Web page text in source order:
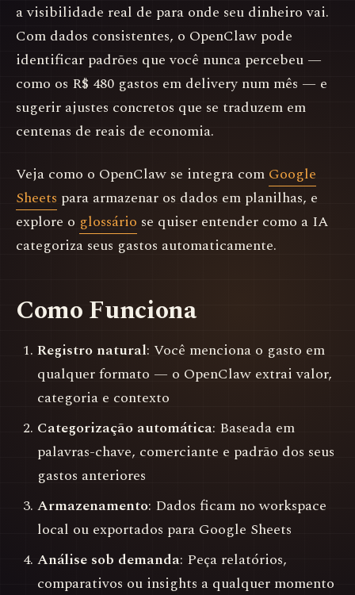
a visibilidade real de para onde seu dinheiro vai.
Com dados consistentes, o OpenClaw pode
identificar padrões que você nunca percebeu —
como os R$ 480 gastos em delivery num mês — e
sugerir ajustes concretos que se traduzem em
centenas de reais de economia.
Veja como o OpenClaw se integra com Google
Sheets para armazenar os dados em planilhas, e
explore o glossário se quiser entender como a IA
categoriza seus gastos automaticamente.
Como Funciona
Registro natural: Você menciona o gasto em
qualquer formato — o OpenClaw extrai valor,
categoria e contexto
Categorização automática: Baseada em
palavras-chave, comerciante e padrão dos seus
gastos anteriores
Armazenamento: Dados ficam no workspace
local ou exportados para Google Sheets
Análise sob demanda: Peça relatórios,
comparativos ou insights a qualquer momento